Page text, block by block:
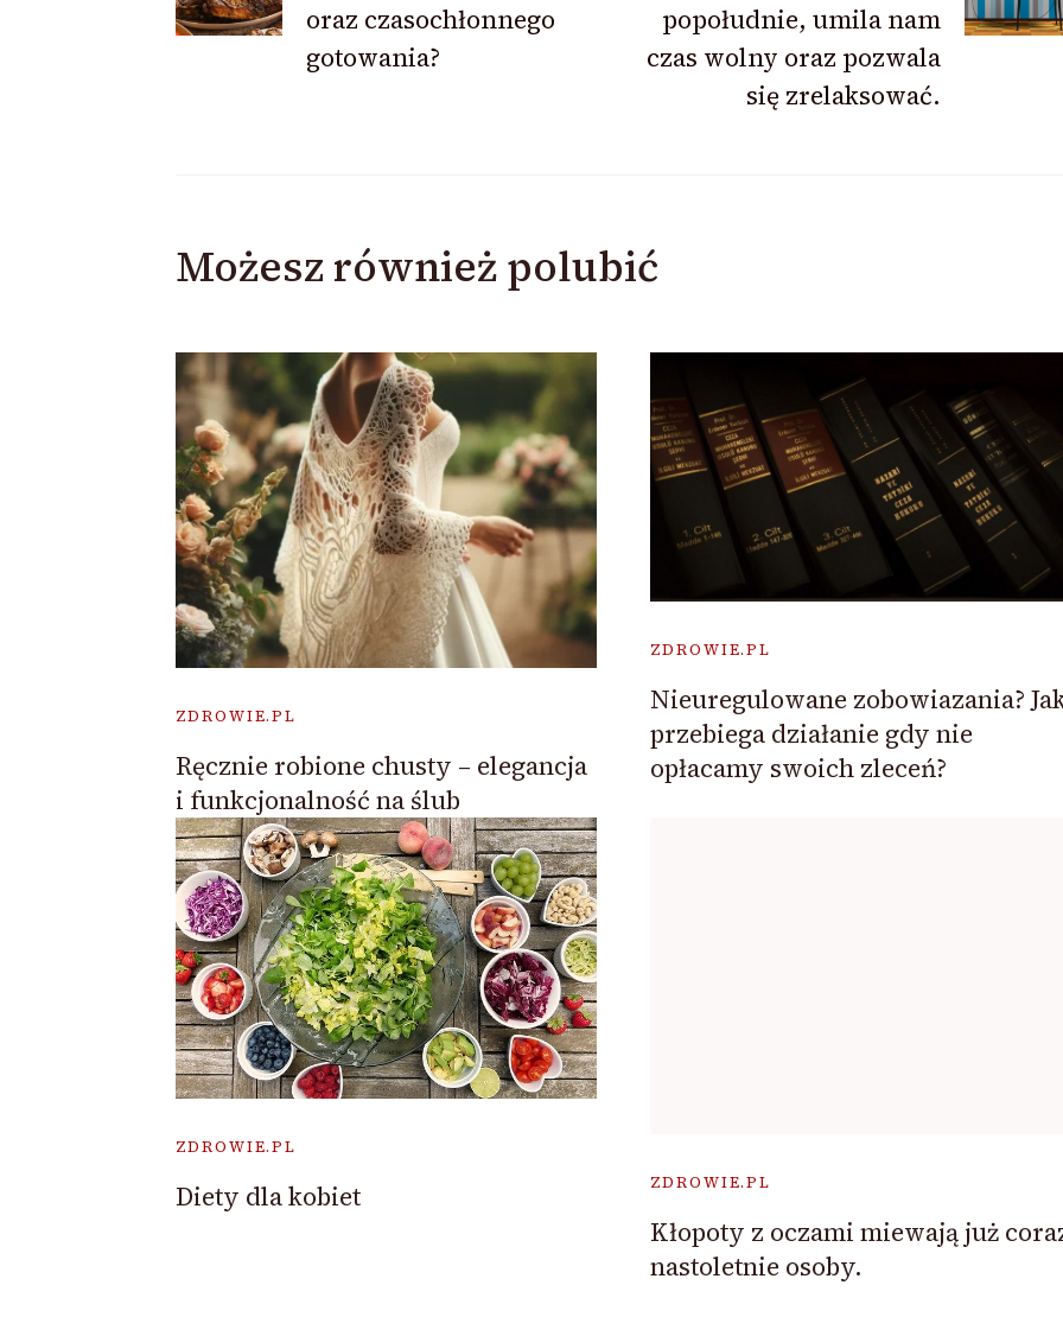
oraz czasochłonnego
gotowania?
popołudnie, umila nam
czas wolny oraz pozwala
się zrelaksować.
Możesz również polubić
ZDROWIE.PL
Ręcznie robione chusty – elegancja
i funkcjonalność na ślub
ZDROWIE.PL
Nieuregulowane zobowiazania?
przebiega działanie gdy nie
opłacamy swoich zleceń?
ZDROWIE.PL
Diety dla kobiet ZDROWIE.PL
Kłopoty z oczami miewają już
nastoletnie osoby.